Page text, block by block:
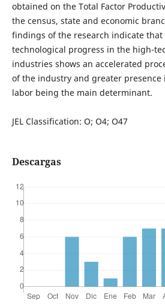
obtained on the Total Factor
the census, state and economic
findings of the research indicate
technological progress in the high-
industries shows an accelerated
of the industry and greater
labor being the main determinant.
JEL Classification: O; O4; O47
Descargas